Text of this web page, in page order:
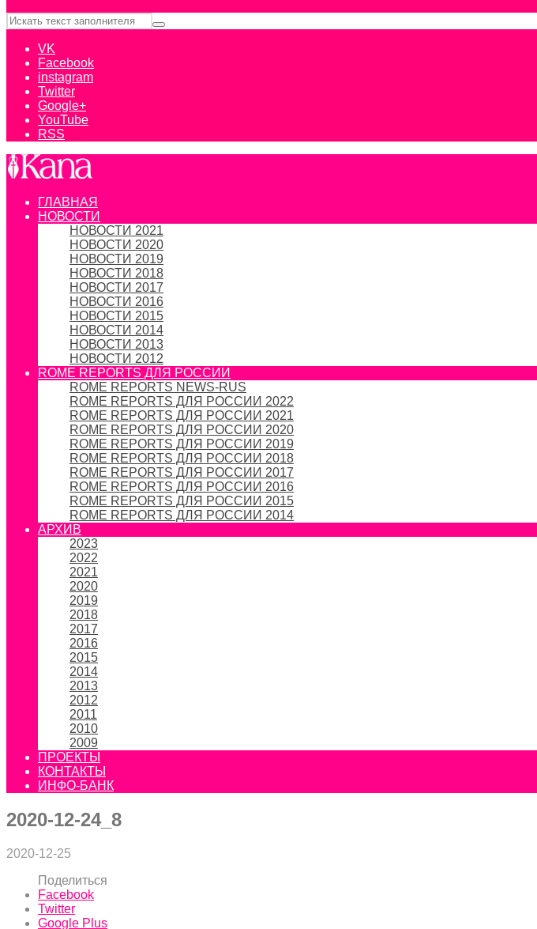
VK
Facebook
instagram
Twitter
Google+
YouTube
RSS
ГЛАВНАЯ
НОВОСТИ
НОВОСТИ 2021
НОВОСТИ 2020
НОВОСТИ 2019
НОВОСТИ 2018
НОВОСТИ 2017
НОВОСТИ 2016
НОВОСТИ 2015
НОВОСТИ 2014
НОВОСТИ 2013
НОВОСТИ 2012
ROME REPORTS ДЛЯ РОССИИ
ROME REPORTS NEWS-RUS
ROME REPORTS ДЛЯ РОССИИ 2022
ROME REPORTS ДЛЯ РОССИИ 2021
ROME REPORTS ДЛЯ РОССИИ 2020
ROME REPORTS ДЛЯ РОССИИ 2019
ROME REPORTS ДЛЯ РОССИИ 2018
ROME REPORTS ДЛЯ РОССИИ 2017
ROME REPORTS ДЛЯ РОССИИ 2016
ROME REPORTS ДЛЯ РОССИИ 2015
ROME REPORTS ДЛЯ РОССИИ 2014
АРХИВ
2023
2022
2021
2020
2019
2018
2017
2016
2015
2014
2013
2012
2011
2010
2009
ПРОЕКТЫ
КОНТАКТЫ
ИНФО-БАНК
2020-12-24_8
2020-12-25
Поделиться
Facebook
Twitter
Google Plus